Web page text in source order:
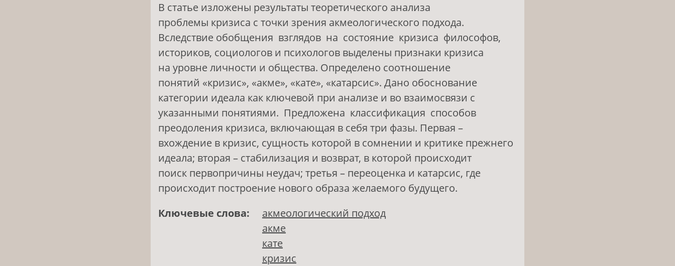
В статье изложены результаты теоретического анализа
проблемы кризиса с точки зрения акмеологического подхода.
Вследствие обобщения взглядов на состояние кризиса философов,
историков, социологов и психологов выделены признаки кризиса
на уровне личности и общества. Определено соотношение
понятий «кризис», «акме», «кате», «катарсис». Дано обоснование
категории идеала как ключевой при анализе и во взаимосвязи с
указанными понятиями. Предложена классификация способов
преодоления кризиса, включающая в себя три фазы. Первая –
вхождение в кризис, сущность которой в сомнении и критике прежнего
идеала; вторая – стабилизация и возврат, в которой происходит
поиск первопричины неудач; третья – переоценка и катарсис, где
происходит построение нового образа желаемого будущего.
Ключевые слова:
акмеологический подход
акме
кате
кризис